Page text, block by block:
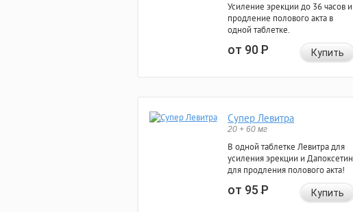
Усиление эрекции до 36 часов и
продление полового акта в
одной таблетке.
от 90Р Купить
Супер Левитра
20 + 60 мг
В одной таблетке Левитра для
усиления эрекции и Дапоксетин
для продления полового акта!
от 95Р Купить